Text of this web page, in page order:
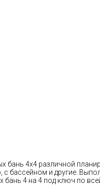
бань 4x4 различной
с бассейном и другие.
бань 4 на 4 под ключ по